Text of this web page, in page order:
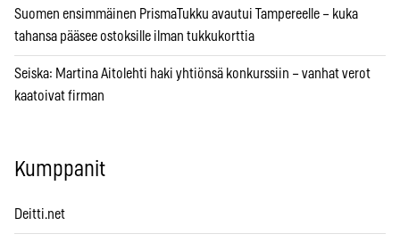
Suomen ensimmäinen PrismaTukku avautui Tampereelle – kuka
tahansa pääsee ostoksille ilman tukkukorttia
Seiska: Martina Aitolehti haki yhtiönsä konkurssiin – vanhat verot
kaatoivat firman
Kumppanit
Deitti.net